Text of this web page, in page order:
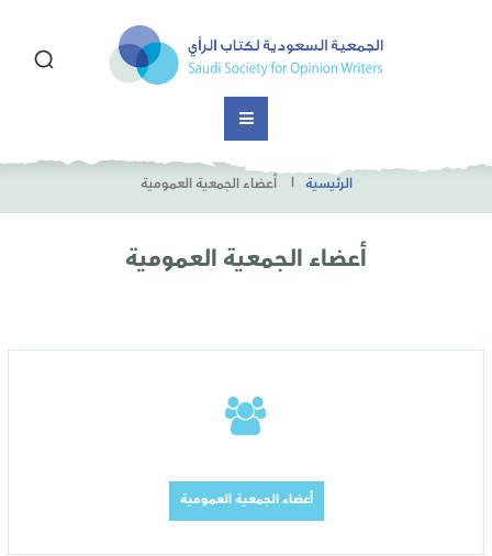
الرئيسية أعضاء الجمعية العمومية
أعضاء الجمعية العمومية
أعضاء الجمعية العمومية